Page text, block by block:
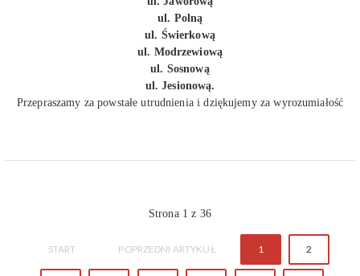
ul. Polną
ul. Świerkową
ul. Modrzewiową
ul. Sosnową
ul. Jesionową.
Przepraszamy za powstałe utrudnienia i dziękujemy za wyrozumiałość
Strona 1 z 36
START POPRZEDNI ARTYKUŁ 1 2